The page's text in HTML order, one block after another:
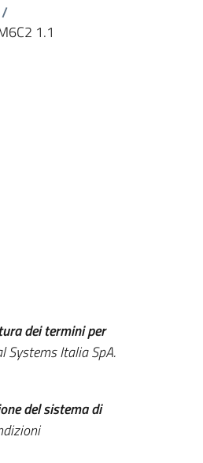
/
1.1
dei termini per
Systems Italia SpA.
del sistema di